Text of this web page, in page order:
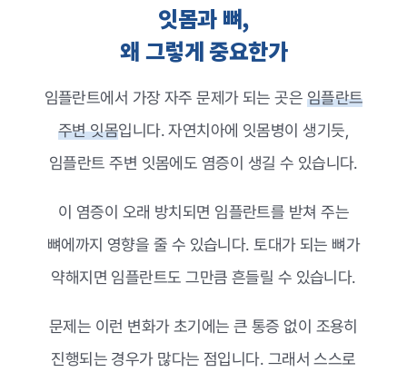
잇몸과 뼈,
왜 그렇게 중요한가
임플란트에서 가장 자주 문제가 되는 곳은 임플란트
주변 잇몸입니다. 자연치아에 잇몸병이 생기듯,
임플란트 주변 잇몸에도 염증이 생길 수 있습니다.
이 염증이 오래 방치되면 임플란트를 받쳐 주는
뼈에까지 영향을 줄 수 있습니다. 토대가 되는 뼈가
약해지면 임플란트도 그만큼 흔들릴 수 있습니다.
문제는 이런 변화가 초기에는 큰 통증 없이 조용히
진행되는 경우가 많다는 점입니다. 그래서 스스로